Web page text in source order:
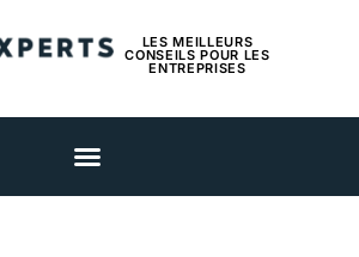
LES MEILLEURS
CONSEILS POUR LES
ENTREPRISES